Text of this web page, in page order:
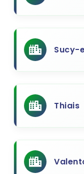
Sucy-
Thiais